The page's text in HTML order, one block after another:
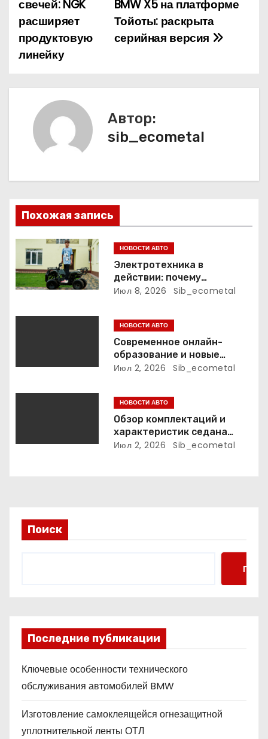
а
в
г
п
о
з
а
п
с
я
BMW X5 на платформе
Тойоты: раскрыта
серийная версия
свечей: NGK
расширяет
продуктовую
линейку
Автор:
sib_ecometal
Похожая запись
НОВОСТИ АВТО
Электротехника в
действии: почему
электрический питбайк и
Июл 8, 2026 Sib_ecometal
НОВОСТИ АВТО
Современное онлайн-
образование и новые
профессиональные
Июл 2, 2026 Sib_ecometal
НОВОСТИ АВТО
Обзор комплектаций и
характеристик седана
Empow
Июл 2, 2026 Sib_ecometal
Поиск
Поиск
Последние публикации
Ключевые особенности технического
обслуживания автомобилей BMW
Изготовление самоклеящейся огнезащитной
уплотнительной ленты ОТЛ